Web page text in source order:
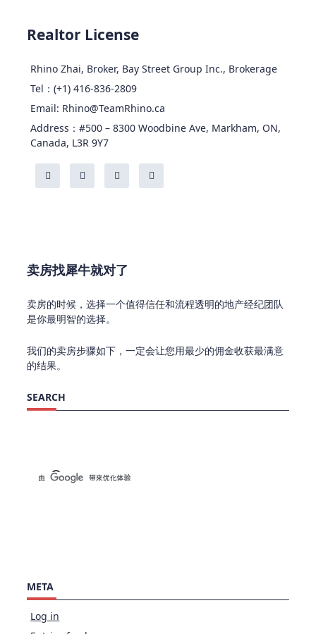
Realtor License
Rhino Zhai, Broker, Bay Street Group Inc., Brokerage
Tel：(+1) 416-836-2809
Email: Rhino@TeamRhino.ca
Address：#500 – 8300 Woodbine Ave, Markham, ON,
Canada, L3R 9Y7
卖房找犀牛就对了
卖房的时候，选择一个值得信任和流程透明的地产经纪团队
是你最明智的选择。
我们的卖房步骤如下，一定会让您用最少的佣金收获最满意
的结果。
SEARCH
META
Log in